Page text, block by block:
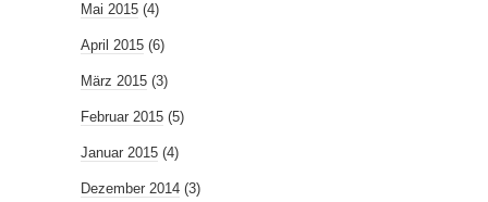
Mai 2015 (4)
April 2015 (6)
März 2015 (3)
Februar 2015 (5)
Januar 2015 (4)
Dezember 2014 (3)